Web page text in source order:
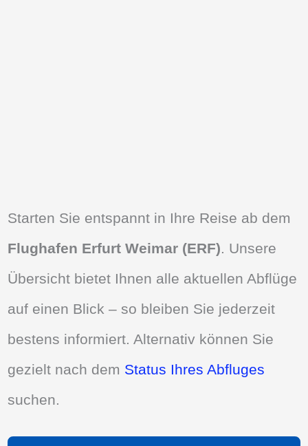
Starten Sie entspannt in Ihre Reise ab dem
Flughafen Erfurt Weimar (ERF) . Unsere
Übersicht bietet Ihnen alle aktuellen Abflüge
auf einen Blick – so bleiben Sie jederzeit
bestens informiert. Alternativ können Sie
gezielt nach dem Status Ihres Abfluges
suchen.